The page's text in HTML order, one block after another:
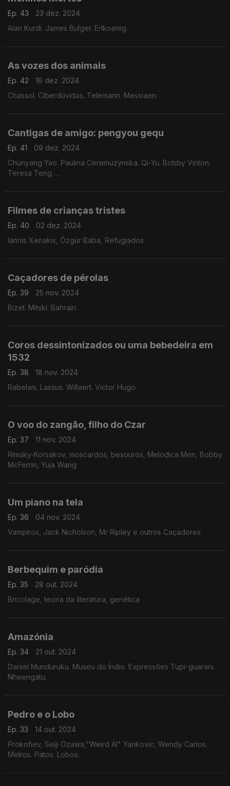
Ep. 43
23 dez. 2024
Alan Kurdi. James Bulger. Erlkoenig.
As vozes dos animais
Ep. 42
16 dez. 2024
Chassol. Ciberdúvidas. Telemann. Messiaen.
Cantigas de amigo: pengyou gequ
Ep. 41
09 dez. 2024
Chunyang Yao. Paulina Ceremuzynska. Qi-Yu. Bobby Vinton.
Teresa Teng.
Filmes de crianças tristes
Ep. 40
02 dez. 2024
Iannis Xenakis, Özgür Baba, Refugiados
Caçadores de pérolas
Ep. 39
25 nov. 2024
Bizet. Mitski. Bahrain.
Coros dessintonizados ou uma bebedeira em
1532
Ep. 38
18 nov. 2024
Rabelais. Lassus. Willaert. Victor Hugo
O voo do zangão, filho do Czar
Ep. 37
11 nov. 2024
Rimsky-Korsakov, moscardos, besouros, Melodica Men, Bobby
McFerrin, Yuja Wang
Um piano na tela
Ep. 36
04 nov. 2024
Vampiros, Jack Nicholson, Mr Ripley e outros Caçadores
Berbequim e paródia
Ep. 35
28 out. 2024
Bricolage, teoria da literatura, genética
Amazónia
Ep. 34
21 out. 2024
Daniel Munduruku. Museu do Índio. Expressões Tupi-guarani.
Nheengatu.
Pedro e o Lobo
Ep. 33
14 out. 2024
Prokofiev, Seiji Ozawa,"Weird Al" Yankovic, Wendy Carlos.
Melros. Patos. Lobos.